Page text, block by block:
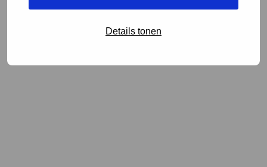
Details tonen